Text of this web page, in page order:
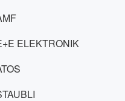
ELEKTRONIK